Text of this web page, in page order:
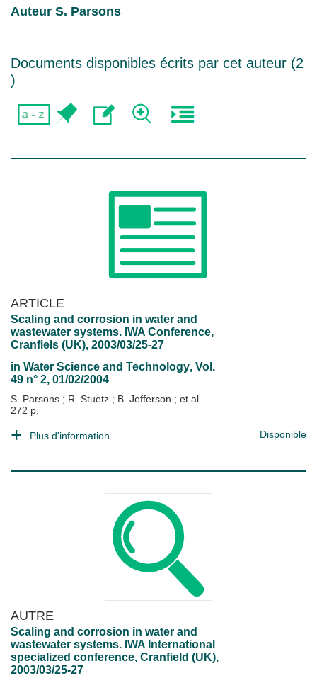
Auteur S. Parsons
Documents disponibles écrits par cet auteur (2
)
ARTICLE
Scaling and corrosion in water and
wastewater systems. IWA Conference,
Cranfiels (UK), 2003/03/25-27
in Water Science and Technology, Vol.
49 n° 2, 01/02/2004
S. Parsons ; R. Stuetz ; B. Jefferson ; et al.
272 p.
Plus d'information... Disponible
AUTRE
Scaling and corrosion in water and
wastewater systems. IWA International
specialized conference, Cranfield (UK),
2003/03/25-27